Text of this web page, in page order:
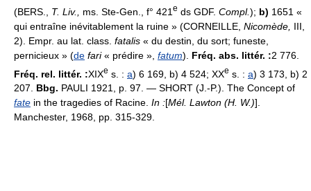
(BERS., T. Liv., ms. Ste-Gen., f° 421 e ds GDF. Compl.); b) 1651 «
qui entraîne inévitablement la ruine » (CORNEILLE, Nicomède, III,
2). Empr. au lat. class. fatalis « du destin, du sort; funeste,
pernicieux » (de fari« prédire », fatum). Fréq. abs. littér. :2 776.
Fréq. rel. littér. :XIXe s. : a) 6 169, b) 4 524; XXe s. : a) 3 173, b) 2
207. Bbg. PAULI 1921, p. 97. — SHORT (J.-P.). The Concept of
fate in the tragedies of Racine. In :[Mél. Lawton (H. W.)].
Manchester, 1968, pp. 315-329.